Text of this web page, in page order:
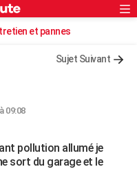
Rechercher
et pannes
Sujet Suivant
09:08
pollution allumé je
sort du garage et le